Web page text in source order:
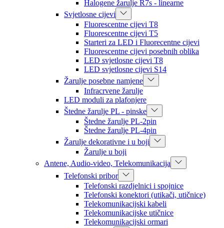
Halogene žarulje R7s - linearne
Svjetlosne cijevi
Fluorescentne cijevi T8
Fluorescentne cijevi T5
Starteri za LED i Fluorecentne cijevi
Fluorescentne cijevi posebnih oblika
LED svjetlosne cijevi T8
LED svjetlosne cijevi S14
Žarulje posebne namjene
Infracrvene žarulje
LED moduli za plafonjere
Štedne žarulje PL - pinske
Štedne žarulje PL-2pin
Štedne žarulje PL-4pin
Žarulje dekorativne i u boji
Žarulje u boji
Antene, Audio-video, Telekomunikacija
Telefonski pribor
Telefonski razdjelnici i spojnice
Telefonski konektori (utikači, utičnice)
Telekomunikacijski kabeli
Telekomunikacijske utičnice
Telekomunikacijski ormari